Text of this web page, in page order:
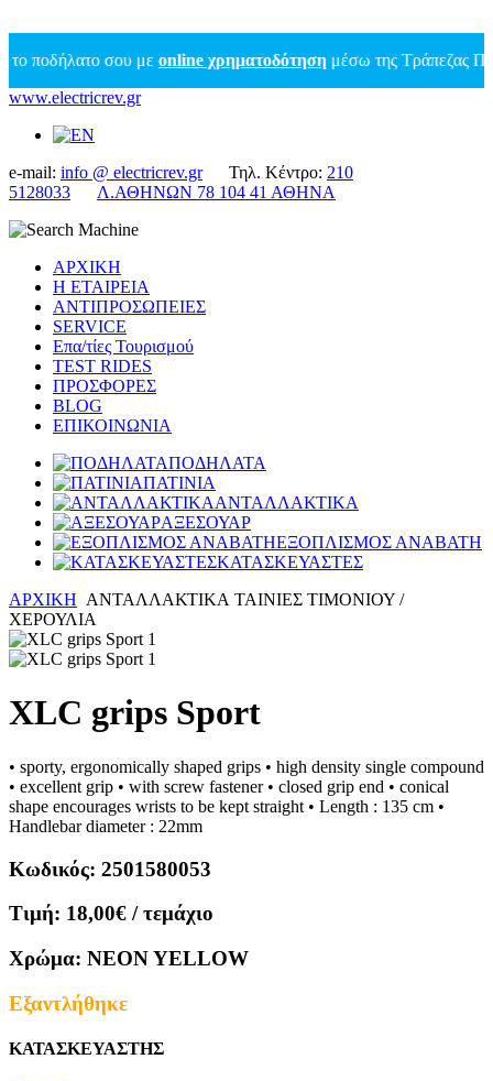
σου μεonline χρηματοδότησημέσω της Τράπεζας
www.electricrev.gr
e-mail: info @ electricrev.grΤηλ. Κέντρο: 210
5128033
Λ.ΑΘΗΝΩΝ 78 104 41 ΑΘΗΝΑ
ΑΡΧΙΚΗ
Η ΕΤΑΙΡΕΙΑ
ΑΝΤΙΠΡΟΣΩΠΕΙΕΣ
SERVICE
Επα/τίες Τουρισμού
TEST RIDES
ΠΡΟΣΦΟΡΕΣ
BLOG
ΕΠΙΚΟΙΝΩΝΙΑ
ΠΟΔΗΛΑΤΑ
ΠΑΤΙΝΙΑ
ΑΝΤΑΛΛΑΚΤΙΚΑ
ΑΞΕΣΟΥΑΡ
ΕΞΟΠΛΙΣΜΟΣ ΑΝΑΒΑΤΗ
ΚΑΤΑΣΚΕΥΑΣΤΕΣ
ΑΡΧΙΚΗ ΑΝΤΑΛΛΑΚΤΙΚΑ ΤΑΙΝΙΕΣ ΤΙΜΟΝΙΟΥ /
ΧΕΡΟΥΛΙΑ
XLC grips Sport
• sporty, ergonomically shaped grips • high density single compound
• excellent grip • with screw fastener • closed grip end • conical
shape encourages wrists to be kept straight • Length : 135 cm •
Handlebar diameter : 22mm
Κωδικός: 2501580053
Τιμή: 18,00€ / τεμάχιο
Χρώμα: NEON YELLOW
Εξαντλήθηκε
ΚΑΤΑΣΚΕΥΑΣΤΗΣ